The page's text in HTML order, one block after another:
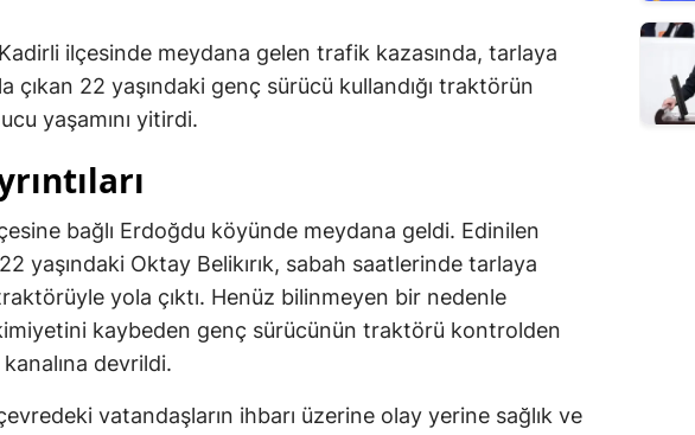
ilçesinde meydana gelen trafik kazasında, tarlaya
çıkan 22 yaşındaki genç sürücü kullandığı traktörün
yaşamını yitirdi.
bağlı Erdoğdu köyünde meydana geldi. Edinilen
yaşındaki Oktay Belikırık, sabah saatlerinde tarlaya
yola çıktı. Henüz bilinmeyen bir nedenle
kaybeden genç sürücünün traktörü kontrolden
devrildi.
vatandaşların ihbarı üzerine olay yerine sağlık ve